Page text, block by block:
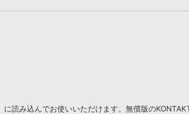
に読み込んでお使いいただけます。無償版の